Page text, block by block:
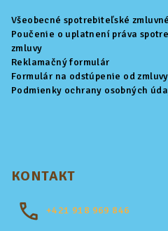
Všeobecné spotrebiteľské
Poučenie o uplatnení práva
zmluvy
Reklamačný formulár
Formulár na odstúpenie od zmluvy
Podmienky ochrany osobných
KONTAKT
+421 918 969 846